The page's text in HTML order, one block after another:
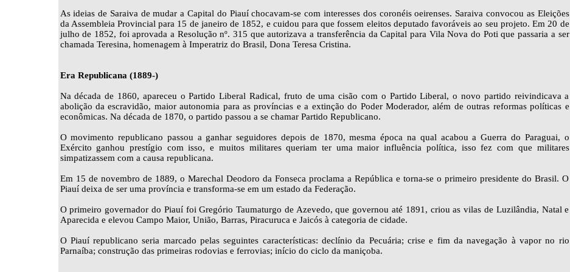
As ideias de Saraiva de mudar a Capital do Piauí chocavam-se com interesses dos coronéis oeirenses. Saraiva convocou as Eleições
da Assembleia Provincial para 15 de janeiro de 1852, e cuidou para que fossem eleitos deputado favoráveis ao seu projeto. Em 20 de
julho de 1852, foi aprovada a Resolução nº. 315 que autorizava a transferência da Capital para Vila Nova do Poti que passaria a ser
chamada Teresina, homenagem à Imperatriz do Brasil, Dona Teresa Cristina.
Era Republicana (1889-)
Na década de 1860, apareceu o Partido Liberal Radical, fruto de uma cisão com o Partido Liberal, o novo partido reivindicava a
abolição da escravidão, maior autonomia para as províncias e a extinção do Poder Moderador, além de outras reformas políticas e
econômicas. Na década de 1870, o partido passou a se chamar Partido Republicano.
O movimento republicano passou a ganhar seguidores depois de 1870, mesma época na qual acabou a Guerra do Paraguai, o
Exército ganhou prestígio com isso, e muitos militares queriam ter uma maior influência política, isso fez com que militares
simpatizassem com a causa republicana.
Em 15 de novembro de 1889, o Marechal Deodoro da Fonseca proclama a República e torna-se o primeiro presidente do Brasil. O
Piauí deixa de ser uma província e transforma-se em um estado da Federação.
O primeiro governador do Piauí foi Gregório Taumaturgo de Azevedo, que governou até 1891, criou as vilas de Luzilândia, Natal e
Aparecida e elevou Campo Maior, União, Barras, Piracuruca e Jaicós à categoria de cidade.
O Piauí republicano seria marcado pelas seguintes características: declínio da Pecuária; crise e fim da navegação à vapor no rio
Parnaíba; construção das primeiras rodovias e ferrovias; início do ciclo da maniçoba.